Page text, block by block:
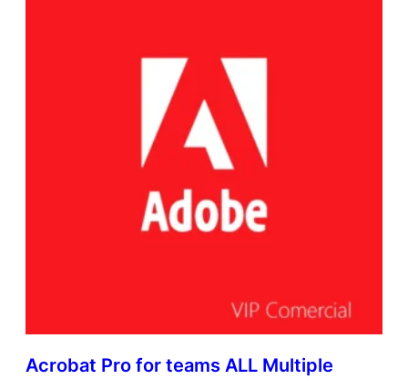
Acrobat Pro for teams ALL Multiple